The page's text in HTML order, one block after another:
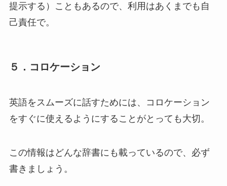
提示する）こともあるので、 利用はあくまでも自
己責任で。
５．コロケーション
英語をスムーズに話すためには、コロケーション
をすぐに使えるようにすることがとっても大切。
この情報はどんな辞書にも載っているので、必ず
書きましょう。